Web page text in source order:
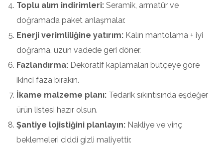
Toplu alım indirimleri: Seramik, armatür ve
doğramada paket anlaşmalar.
Enerji verimliliğine yatırım: Kalın mantolama + iyi
doğrama, uzun vadede geri döner.
Fazlandırma: Dekoratif kaplamaları bütçeye göre
ikinci faza bırakın.
İkame malzeme planı: Tedarik sıkıntısında eşdeğer
ürün listesi hazır olsun.
Şantiye lojistiğini planlayın: Nakliye ve vinç
beklemeleri ciddi gizli maliyettir.